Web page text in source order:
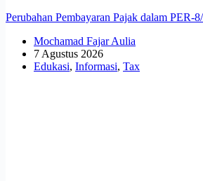
Perubahan Pembayaran Pajak dalam PER-
Mochamad Fajar Aulia
7 Agustus 2026
Edukasi, Informasi, Tax